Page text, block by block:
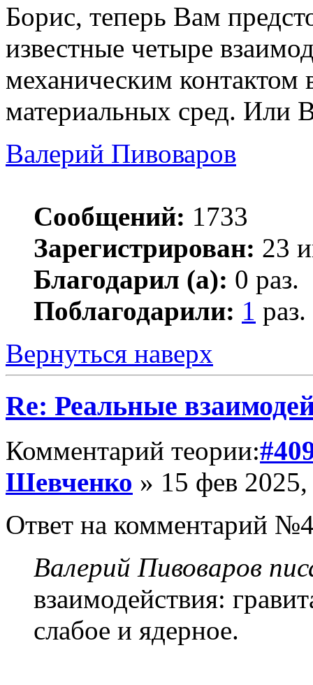
Борис, теперь Вам
известные четыре
механическим
материальных сред. Или
Валерий Пивоваров
Сообщений: 1733
Зарегистрирован: 23
Благодарил (а): 0 раз.
Поблагодарили: 1 раз.
Вернуться наверх
Re: Реальные
Комментарий теории:
Шевченко » 15 фев
Ответ на комментарий
Валерий Пивоваров
взаимодействия:
слабое и ядерное.